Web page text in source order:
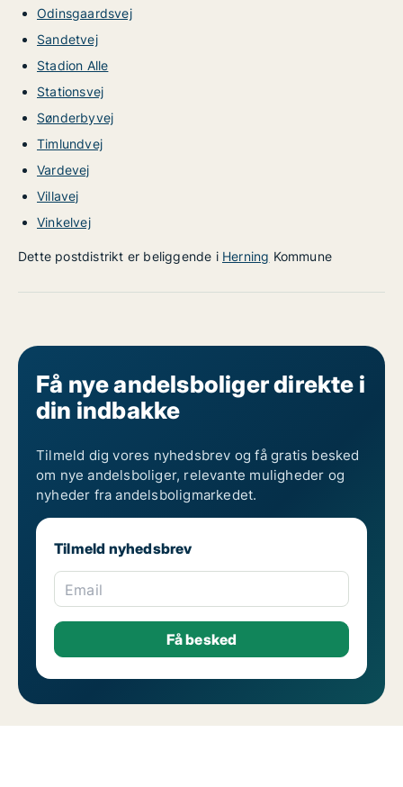
Odinsgaardsvej
Sandetvej
Stadion Alle
Stationsvej
Sønderbyvej
Timlundvej
Vardevej
Villavej
Vinkelvej
Dette postdistrikt er beliggende i Herning Kommune
Få nye andelsboliger direkte i
din indbakke
Tilmeld dig vores nyhedsbrev og få gratis besked
om nye andelsboliger, relevante muligheder og
nyheder fra andelsboligmarkedet.
Tilmeld nyhedsbrev
Email